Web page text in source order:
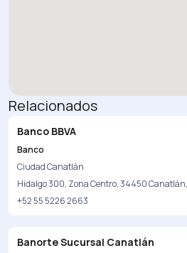
Relacionados
Banco BBVA
Banco
Ciudad Canatlán
Hidalgo 300, Zona Centro, 34450
+52 55 5226 2663
Banorte Sucursal Canatlán